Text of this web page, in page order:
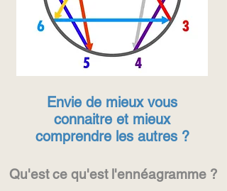
Envie de mieux vous
connaitre et mieux
comprendre les autres ?
Qu'est ce qu'est l'ennéagramme ?